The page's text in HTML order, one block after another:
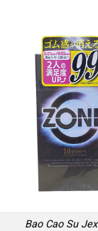
Bao Cao Su